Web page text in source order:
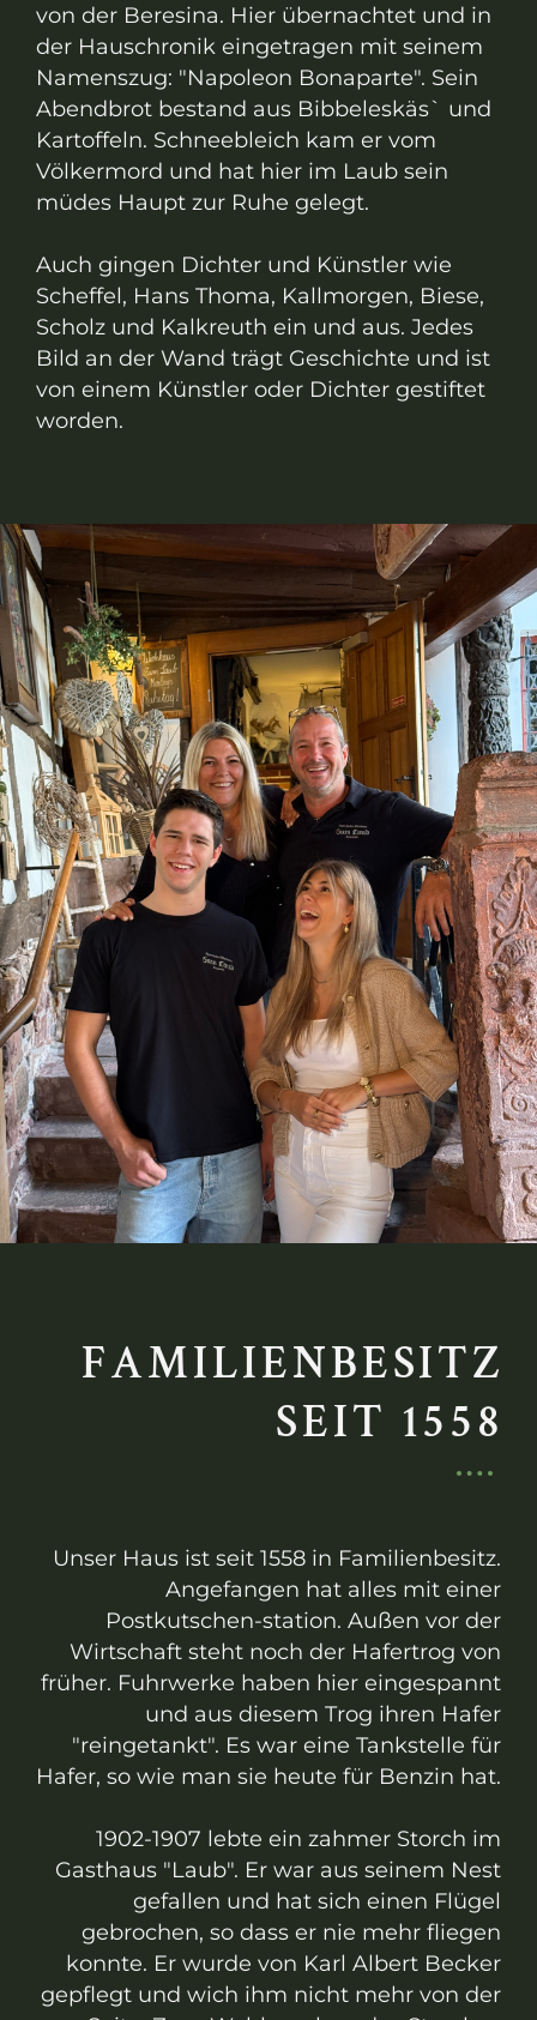
von der Beresina. Hier übernachtet und in
der Hauschronik eingetragen mit seinem
Namenszug: "Napoleon Bonaparte". Sein
Abendbrot bestand aus Bibbeleskäs` und
Kartoffeln. Schneebleich kam er vom
Völkermord und hat hier im Laub sein
müdes Haupt zur Ruhe gelegt.
Auch gingen Dichter und Künstler wie
Scheffel, Hans Thoma, Kallmorgen, Biese,
Scholz und Kalkreuth ein und aus. Jedes
Bild an der Wand trägt Geschichte und ist
von einem Künstler oder Dichter gestiftet
worden.
FAMILIENBESITZ
SEIT 1558
Unser Haus ist seit 1558 in Familienbesitz.
Angefangen hat alles mit einer
Postkutschen-station. Außen vor der
Wirtschaft steht noch der Hafertrog von
früher. Fuhrwerke haben hier eingespannt
und aus diesem Trog ihren Hafer
"reingetankt". Es war eine Tankstelle für
Hafer, so wie man sie heute für Benzin hat.
1902-1907 lebte ein zahmer Storch im
Gasthaus "Laub". Er war aus seinem Nest
gefallen und hat sich einen Flügel
gebrochen, so dass er nie mehr fliegen
konnte. Er wurde von Karl Albert Becker
gepflegt und wich ihm nicht mehr von der